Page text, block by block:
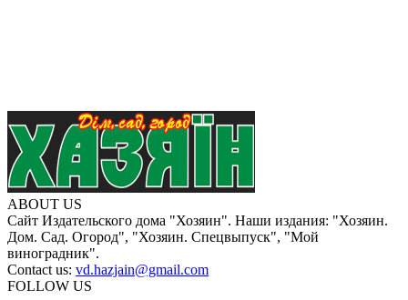
ABOUT US
Сайт Издательского дома "Хозяин". Наши издания: "Хозяин.
Дом. Сад. Огород", "Хозяин. Спецвыпуск", "Мой
виноградник".
Contact us: vd.hazjain@gmail.com
FOLLOW US